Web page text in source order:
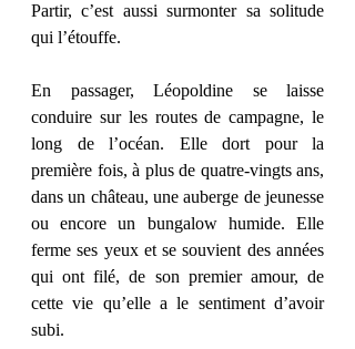
Partir, c’est aussi surmonter sa solitude
qui l’étouffe.
En passager, Léopoldine se laisse
conduire sur les routes de campagne, le
long de l’océan. Elle dort pour la
première fois, à plus de quatre-vingts ans,
dans un château, une auberge de jeunesse
ou encore un bungalow humide. Elle
ferme ses yeux et se souvient des années
qui ont filé, de son premier amour, de
cette vie qu’elle a le sentiment d’avoir
subi.